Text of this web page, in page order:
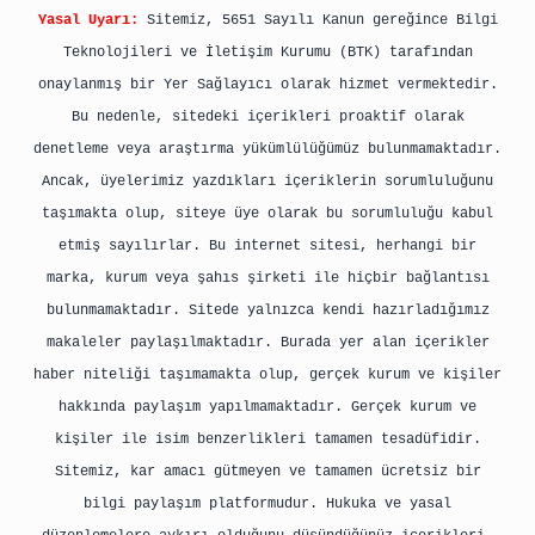
Yasal Uyarı:
Sitemiz, 5651 Sayılı Kanun gereğince Bilgi
Teknolojileri ve İletişim Kurumu (BTK) tarafından
onaylanmış bir Yer Sağlayıcı olarak hizmet vermektedir.
Bu nedenle, sitedeki içerikleri proaktif olarak
denetleme veya araştırma yükümlülüğümüz bulunmamaktadır.
Ancak, üyelerimiz yazdıkları içeriklerin sorumluluğunu
taşımakta olup, siteye üye olarak bu sorumluluğu kabul
etmiş sayılırlar. Bu internet sitesi, herhangi bir
marka, kurum veya şahıs şirketi ile hiçbir bağlantısı
bulunmamaktadır. Sitede yalnızca kendi hazırladığımız
makaleler paylaşılmaktadır. Burada yer alan içerikler
haber niteliği taşımamakta olup, gerçek kurum ve kişiler
hakkında paylaşım yapılmamaktadır. Gerçek kurum ve
kişiler ile isim benzerlikleri tamamen tesadüfidir.
Sitemiz, kar amacı gütmeyen ve tamamen ücretsiz bir
bilgi paylaşım platformudur. Hukuka ve yasal